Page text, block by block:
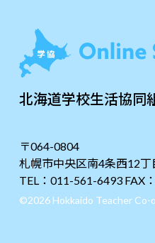
北海道学校生活協同
〒064-0804
札幌市中央区南4条西12
TEL：011-561-6493 FAX
©2026 Hokkaido Teacher Co-